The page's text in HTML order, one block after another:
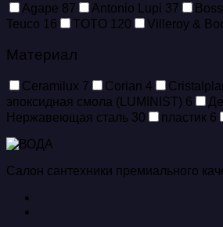
Agape 87 Antonio Lupi 37
Teuco 16 TOTO 120 Villeroy &
Материал
Ceramilux 7 Corian 4
эпоксидная смола (LUMINIST) 6
Нержавеющая сталь 30 пластик 6
Салон сантехники премиального